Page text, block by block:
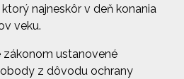
najneskôr v deň konania
veku.
zákonom ustanovené
z dôvodu ochrany